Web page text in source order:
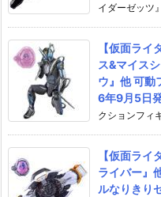
イダーゼッツ
【仮面ラ
ス&マイス
ウ』他 可動
6年9月5日
クションフィ
【仮面ラ
ライバー』
ルなりきり